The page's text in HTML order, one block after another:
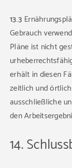
13.3
Gebrauch
Pläne ist nicht
erhält in diesen
zeitlich und
ausschließliche
den
14.